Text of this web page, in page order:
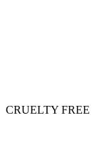
CRUELTY FREE